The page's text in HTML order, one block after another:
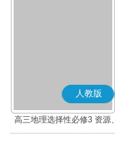
人教版
高三地理选择性必修3 资源、
环境与国家安全